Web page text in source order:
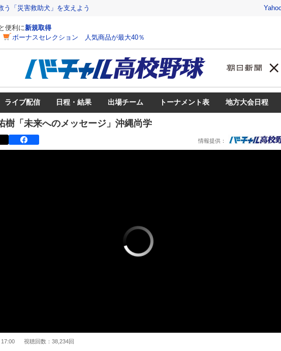
う「災害救助犬」を支えよう
便利に新規取得
ボーナスセレクション 人気商品が最大40％
ライブ配信 日程・結果 出場チーム トーナメント表 地方大会日程
樹「未来へのメッセージ」沖縄尚学
視聴回数：38,234回